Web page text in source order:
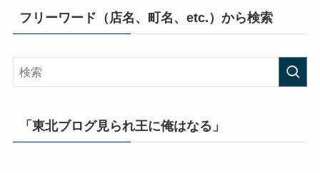
フリーワード（店名、町名、etc.）から検索
「東北ブログ見られ王に俺はなる」